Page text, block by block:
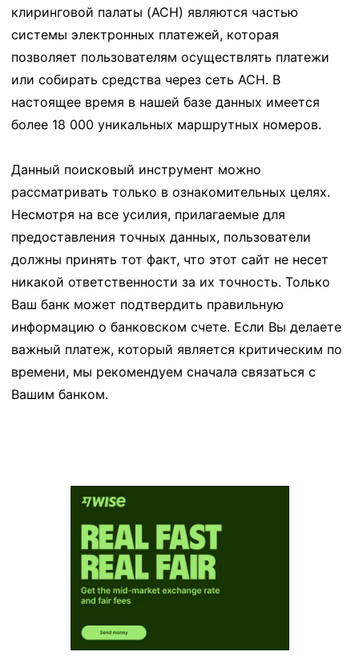
клиринговой палаты (ACH) являются частью
системы электронных платежей, которая
позволяет пользователям осуществлять платежи
или собирать средства через сеть ACH. В
настоящее время в нашей базе данных имеется
более 18 000 уникальных маршрутных номеров.
Данный поисковый инструмент можно
рассматривать только в ознакомительных целях.
Несмотря на все усилия, прилагаемые для
предоставления точных данных, пользователи
должны принять тот факт, что этот сайт не несет
никакой ответственности за их точность. Только
Ваш банк может подтвердить правильную
информацию о банковском счете. Если Вы делаете
важный платеж, который является критическим по
времени, мы рекомендуем сначала связаться с
Вашим банком.